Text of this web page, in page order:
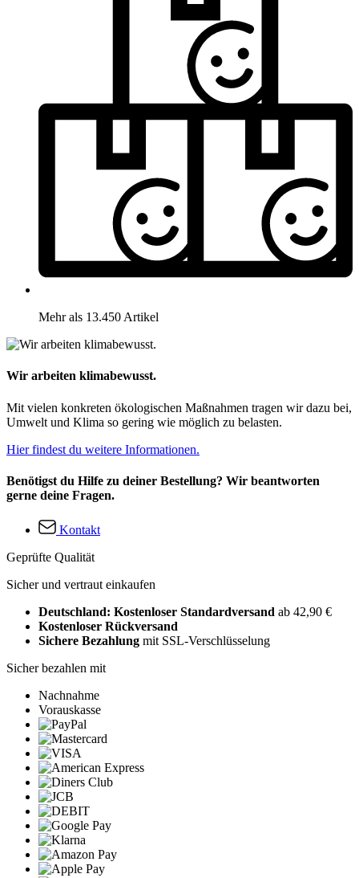
Mehr als 13.450 Artikel
Wir arbeiten klimabewusst.
Mit vielen konkreten ökologischen Maßnahmen tragen wir dazu bei,
Umwelt und Klima so gering wie möglich zu belasten.
Hier findest du weitere Informationen.
Benötigst du Hilfe zu deiner Bestellung? Wir beantworten
gerne deine Fragen.
Kontakt
Geprüfte Qualität
Sicher und vertraut einkaufen
Deutschland: Kostenloser Standardversand ab 42,90 €
Kostenloser Rückversand
Sichere Bezahlung mit SSL-Verschlüsselung
Sicher bezahlen mit
Nachnahme
Vorauskasse